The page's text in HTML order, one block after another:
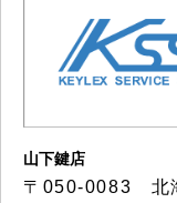
山下鍵店
〒050-0083 北